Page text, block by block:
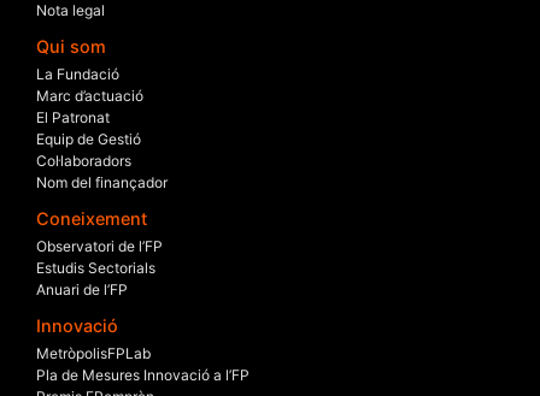
Nota legal
Qui som
La Fundació
Marc d’actuació
El Patronat
Equip de Gestió
Col·laboradors
Nom del finançador
Coneixement
Observatori de l’FP
Estudis Sectorials
Anuari de l’FP
Innovació
MetròpolisFPLab
Pla de Mesures Innovació a l’FP